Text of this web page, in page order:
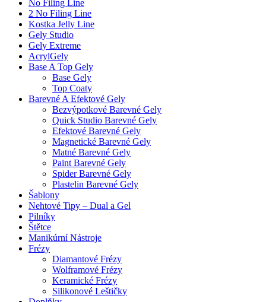
No Filing Line
2 No Filing Line
Kostka Jelly Line
Gely Studio
Gely Extreme
AcrylGely
Base A Top Gely
Base Gely
Top Coaty
Barevné A Efektové Gely
Bezvýpotkové Barevné Gely
Quick Studio Barevné Gely
Efektové Barevné Gely
Magnetické Barevné Gely
Matné Barevné Gely
Paint Barevné Gely
Spider Barevné Gely
Plastelin Barevné Gely
Šablony
Nehtové Tipy – Dual a Gel
Pilníky
Štětce
Manikúrní Nástroje
Frézy
Diamantové Frézy
Wolframové Frézy
Keramické Frézy
Silikonové Leštičky